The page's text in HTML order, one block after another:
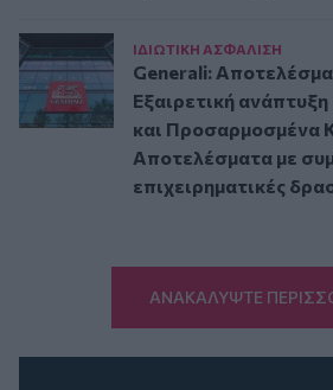
ΙΔΙΩΤΙΚΗ ΑΣΦAΛΙΣΗ
Generali:
Εξαιρετική
και Προσαρμοσμένα
Αποτελέσματα με
επιχειρηματικές
ΑΝΑΚΑΛΥΨΤΕ